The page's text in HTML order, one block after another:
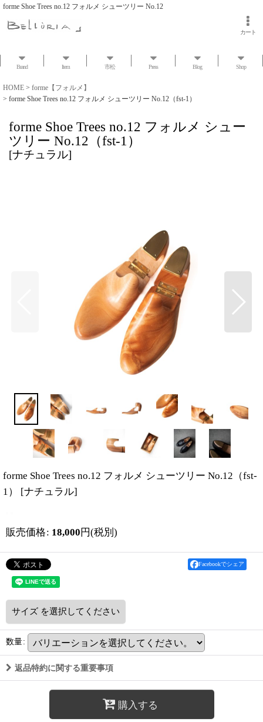
forme Shoe Trees no.12 フォルメ シューツリー No.12
カート
Brand Item 市松 Press Blog Shop
HOME > forme【フォルメ】
> forme Shoe Trees no.12 フォルメ シューツリー No.12（fst-1）
forme Shoe Trees no.12 フォルメ シュー
ツリー No.12（fst-1）
[ナチュラル]
forme Shoe Trees no.12 フォルメ シューツリー No.12（fst-
1）
[ナチュラル]
販売価格: 18,000 円(税別)
Facebookでシェア
サイズ を選択してください
数量:
返品特約に関する重要事項
購入する